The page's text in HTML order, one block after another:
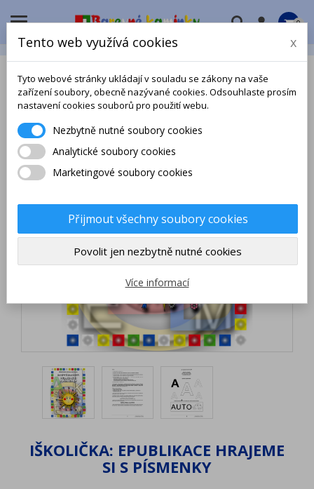
 0
IŠKOLIČKA: EPUBLIKACE HRAJEME
SI S PÍSMENKY
Tento web využívá cookies x
Tyto webové stránky ukládají v souladu se zákony na vaše
zařízení soubory, obecně nazývané cookies. Odsouhlaste prosím
nastavení cookies souborů pro použití webu.
Nezbytně nutné soubory cookies
Analytické soubory cookies
Marketingové soubory cookies
Přijmout všechny soubory cookies
Povolit jen nezbytně nutné cookies
Více informací